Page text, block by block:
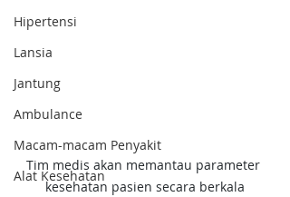
Hipertensi
Lansia
Jantung
Ambulance
Macam-macam Penyakit
Alat Kesehatan
Tim medis akan memantau parameter
kesehatan pasien secara berkala